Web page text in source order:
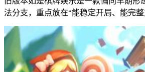
法分支，重点放在“能稳定开局、能完